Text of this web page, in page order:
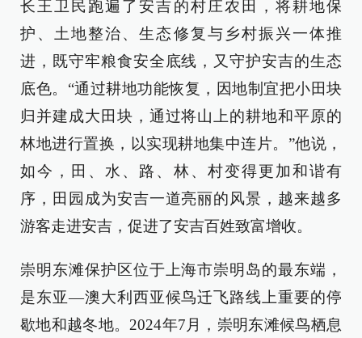
长王卫民跑遍了安吉的村庄农田，将耕地保
护、土地整治、生态修复与乡村振兴一体推
进，既守牢粮食安全底线，又守护安吉的生态
底色。“通过耕地功能恢复，因地制宜把小田块
归并建成大田块，通过将山上的耕地和平原的
林地进行置换，以实现耕地集中连片。”他说，
如今，田、水、路、林、村变得更加和谐有
序，田园成为安吉一道亮丽的风景，越来越多
游客走进安吉，促进了安吉百姓致富增收。
崇明东滩保护区位于上海市崇明岛的最东端，
是东亚—澳大利西亚候鸟迁飞路线上重要的停
歇地和越冬地。2024年7月，崇明东滩候鸟栖息